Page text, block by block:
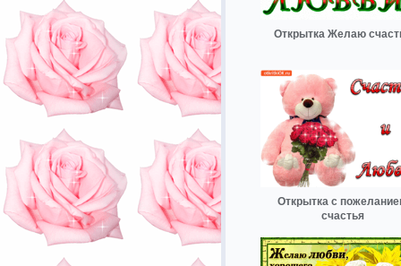
Открытка Желаю
Открытка с
счастья